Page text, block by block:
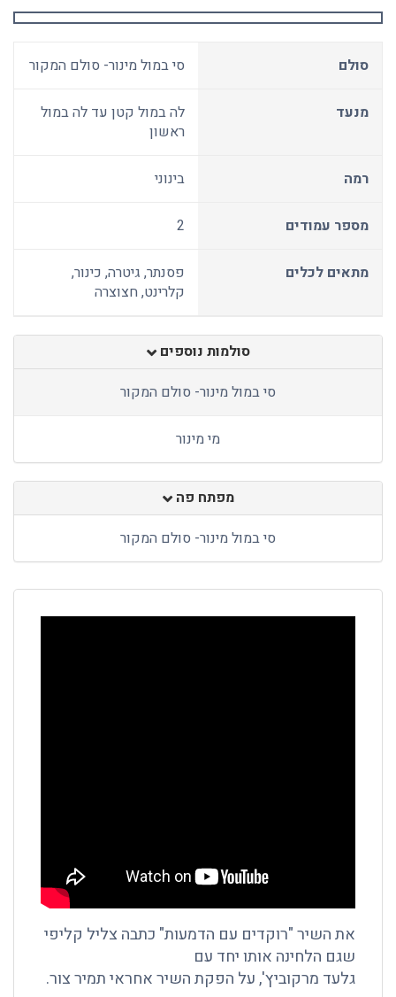
סולם סי במול מינור- סולם המקור
מנעד
לה במול קטן עד לה במול
ראשון
רמה בינוני
מספר עמודים 2
מתאים לכלים
פסנתר, גיטרה, כינור,
קלרינט, חצוצרה
סולמות נוספים
סי במול מינור- סולם המקור
מי מינור
מפתח פה
סי במול מינור- סולם המקור
את השיר "רוקדים עם הדמעות" כתבה צליל קליפי
שגם הלחינה אותו יחד עם
גלעד מרקוביץ', על הפקת השיר אחראי תמיר צור.